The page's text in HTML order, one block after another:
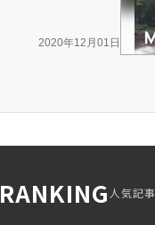
2020年12月01日
RANKING人気記事